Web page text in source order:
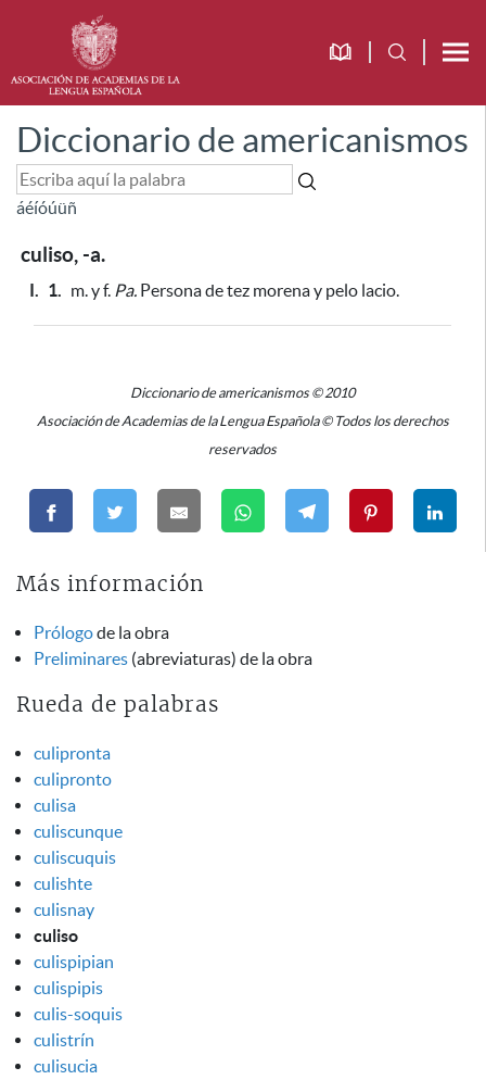
Diccionario de americanismos
áéíóúüñ
culiso, -a.
I. 1. m. y f. Pa. Persona de tez morena y pelo lacio.
Diccionario de americanismos © 2010
Asociación de Academias de la Lengua Española © Todos los derechos
reservados
Más información
Prólogode la obra
Preliminares (abreviaturas) de la obra
Rueda de palabras
culipronta
culipronto
culisa
culiscunque
culiscuquis
culishte
culisnay
culiso
culispipian
culispipis
culis-soquis
culistrín
culisucia